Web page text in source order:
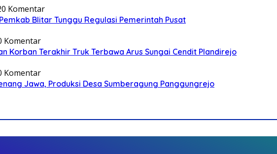
0 Komentar
Blitar Tunggu Regulasi Pemerintah Pusat
Komentar
Korban Terakhir Truk Terbawa Arus Sungai Cendit Plandirejo
Komentar
Jawa, Produksi Desa Sumberagung Panggungrejo